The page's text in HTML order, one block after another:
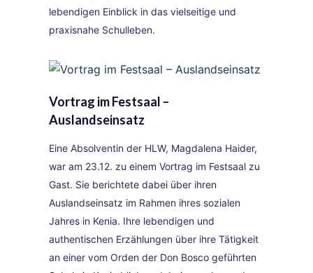
lebendigen Einblick in das vielseitige und
praxisnahe Schulleben.
Vortrag im Festsaal –
Auslandseinsatz
Eine Absolventin der HLW, Magdalena Haider,
war am 23.12. zu einem Vortrag im Festsaal zu
Gast. Sie berichtete dabei über ihren
Auslandseinsatz im Rahmen ihres sozialen
Jahres in Kenia. Ihre lebendigen und
authentischen Erzählungen über ihre Tätigkeit
an einer vom Orden der Don Bosco geführten